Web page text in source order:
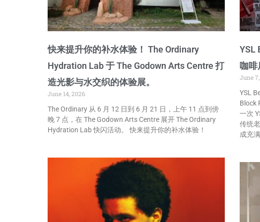
快来提升你的补水体验！ The Ordinary
Hydration Lab 于 The Godown Arts Centre 打
造光影与水交织的体验展。
June 14, 2026
The Ordinary 从 6 月 12 日到 6 月 21 日，上午 11 点到傍
晚 7 点，在 The Godown Arts Centre 展开 The Ordinary
Hydration Lab 快闪活动。 快来提升你的补水体验！
YSL
咖啡
June
YSL
Block
一次
传统
成充